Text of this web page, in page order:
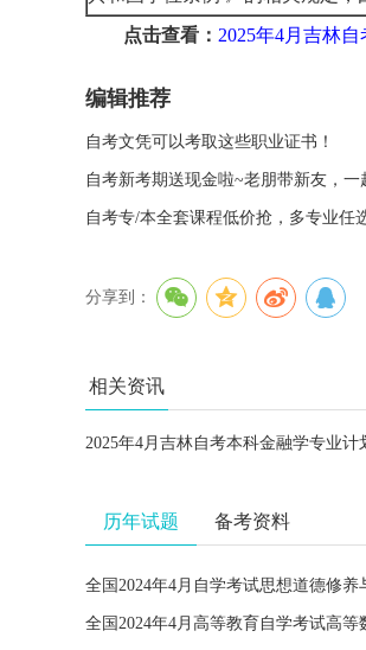
点击查看： 2025年4月吉林
编辑推荐
自考文凭可以考取这些职业证书！
自考新考期送现金啦~老朋带新友，一
自考专/本全套课程低价抢，多专业任
分享到：
相关资讯
2025年4月吉林自考本科金融学专业计
历年试题 备考资料
全国2024年4月自学考试思想道德修养
全国2024年4月高等教育自学考试高等